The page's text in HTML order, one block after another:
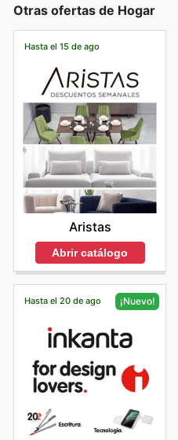
Otras ofertas de Hogar
Hasta el 15 de ago
Aristas
Abrir catálogo
Hasta el 20 de ago ¡Nuevo!